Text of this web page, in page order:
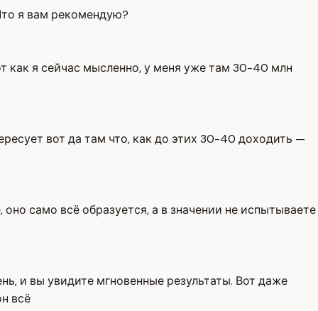
я вам рекомендую?
как я сейчас мысленно, у меня уже там 30-40 млн
вот да там что, как до этих 30-40 доходить —
само всё образуется, а в значении не испытываете
и вы увидите мгновенные результаты. Вот даже
всё